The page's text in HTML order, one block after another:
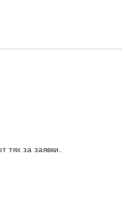
тях за заявки.